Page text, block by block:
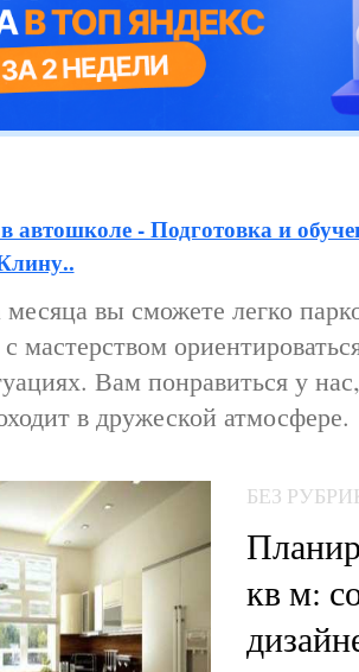
Шьем
автошколе - Подготовка и
вы сможете легко
мастерством
Вам понравиться у
в дружеской атмосфере.
БЕЗ
кв м: